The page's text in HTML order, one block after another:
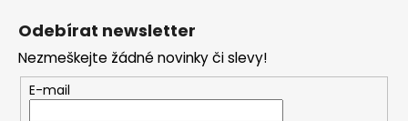
Odebírat newsletter
Nezmeškejte žádné novinky či slevy!
E-mail